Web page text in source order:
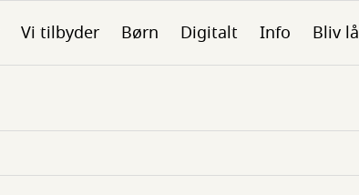
Vi tilbyder Børn Digitalt Info Bliv